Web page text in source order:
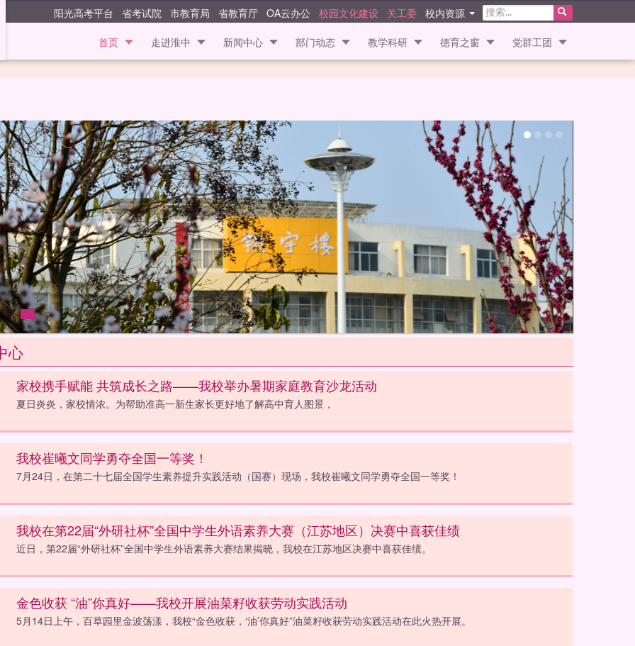
江苏省淮安中学
首页 走进淮中 新闻中心 部门动态 教学科研 德育之窗 党群工团
阳光高考平台 省考试院 市教育局 省教育厅 OA云办公 校园文化建设 关工委 校内资源
心
家校携手赋能 共筑成长之路——我校举办暑期家庭教育沙龙活动
夏日炎炎，家校情浓。为帮助准高一新生家长更好地了解高中育人图景，
我校崔曦文同学勇夺全国一等奖！
7月24日，在第二十七届全国学生素养提升实践活动（国赛）现场，我校崔曦文同学勇夺全国一等奖！
我校在第22届“外研社杯”全国中学生外语素养大赛（江苏地区）决赛中喜获佳绩
近日，第22届“外研社杯”全国中学生外语素养大赛结果揭晓，我校在江苏地区决赛中喜获佳绩。
金色收获 “油”你真好——我校开展油菜籽收获劳动实践活动
5月14日上午，百草园里金波荡漾，我校“金色收获，‘油’你真好”油菜籽收获劳动实践活动在此火热开展。